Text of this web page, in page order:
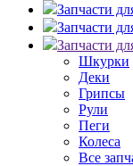
Запчасти
Запчасти
Запчасти
Шкурки
Деки
Грипсы
Рули
Пеги
Колеса
Все